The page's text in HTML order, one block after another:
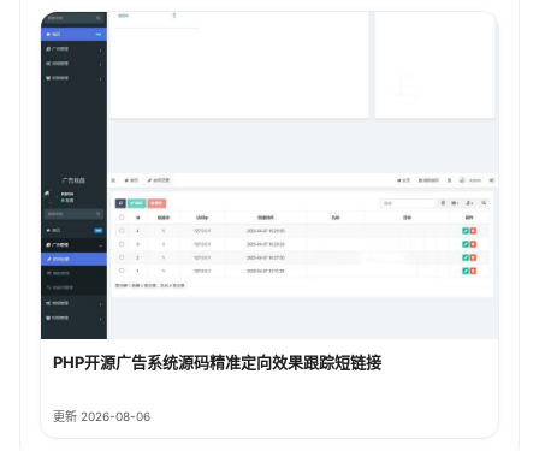
PHP开源广告系统源码精准定向效果跟踪短链接
更新 2026-08-06